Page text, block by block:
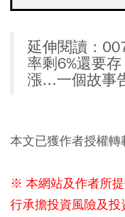
延伸閱讀：
率剩6%還要
漲...一個故事
本文已獲作者授權轉
※ 本網站及作者所
行承擔投資風險及投